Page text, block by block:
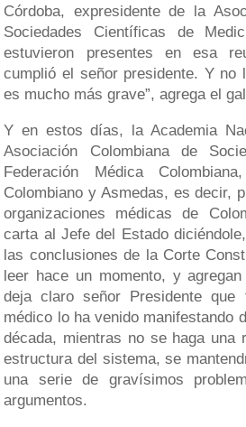
Córdoba, expresidente de la
Sociedades Científicas de
estuvieron presentes en esa
cumplió el señor presidente. Y no
es mucho más grave”, agrega el
Y en estos días, la Academia
Asociación Colombiana de
Federación Médica
Colombiano y Asmedas, es decir,
organizaciones médicas de
carta al Jefe del Estado
las conclusiones de la Corte
leer hace un momento, y
deja claro señor Presidente
médico lo ha venido manifestando
década, mientras no se haga una
estructura del sistema, se
una serie de gravísimos
argumentos.